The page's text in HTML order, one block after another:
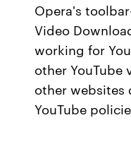
Opera's
Video
working for
other YouTube
other websites
YouTube